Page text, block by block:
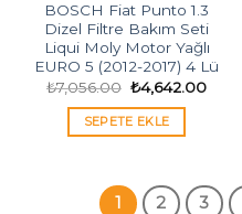
BOSCH Fiat Punto 1.3
Dizel Filtre Bakım Seti
Liqui Moly Motor Yağlı
EURO 5 (2012-2017) 4 Lü
₺7,056.00 Orijinal
fiyat:
₺7,056.00.
₺4,642.00Şu
SEPETE EKLE
1 2 3